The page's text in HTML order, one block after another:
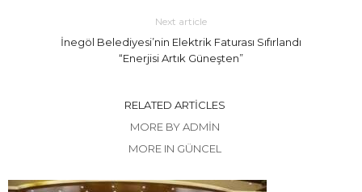
Next article
İnegöl Belediyesi’nin Elektrik Faturası Sıfırlandı
“Enerjisi Artık Güneşten”
RELATED ARTICLES
MORE BY ADMIN
MORE IN GÜNCEL